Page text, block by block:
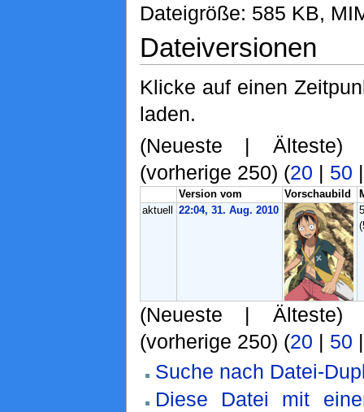
Dateigröße: 585 KB,
Dateiversionen
Klicke auf einen
laden.
(Neueste | Älteste)
(vorherige 250) (20 | 50
Version vom Vorschaubild
aktuell
22:04, 31. Aug. 2010
(Neueste | Älteste)
(vorherige 250) (20 | 50
Suche nach Datei-
Diese Datei mit